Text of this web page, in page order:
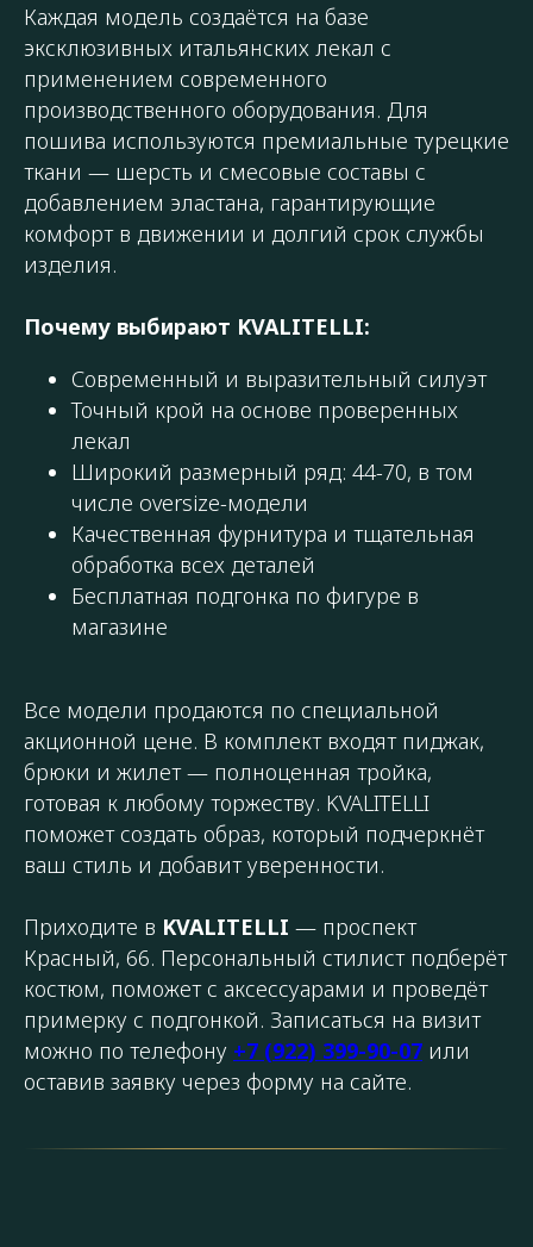
Каждая модель создаётся на базе
эксклюзивных итальянских лекал с
применением современного
производственного оборудования. Для
пошива используются премиальные турецкие
ткани — шерсть и смесовые составы с
добавлением эластана, гарантирующие
комфорт в движении и долгий срок службы
изделия.
Почему выбирают KVALITELLI:
Современный и выразительный силуэт
Точный крой на основе проверенных
лекал
Широкий размерный ряд: 44-70, в том
числе oversize-модели
Качественная фурнитура и тщательная
обработка всех деталей
Бесплатная подгонка по фигуре в
магазине
Все модели продаются по специальной
акционной цене. В комплект входят пиджак,
брюки и жилет — полноценная тройка,
готовая к любому торжеству. KVALITELLI
поможет создать образ, который подчеркнёт
ваш стиль и добавит уверенности.
Приходите в KVALITELLI — проспект
Красный, 66. Персональный стилист подберёт
костюм, поможет с аксессуарами и проведёт
примерку с подгонкой. Записаться на визит
можно по телефону +7 (922) 399-90-07 или
оставив заявку через форму на сайте.